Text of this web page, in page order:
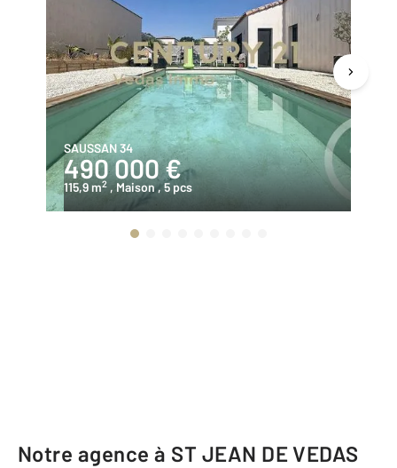
SAUSSAN 34
490 000 €
115,9 m2 , Maison, 5 pcs
Notre agence à ST JEAN DE VEDAS